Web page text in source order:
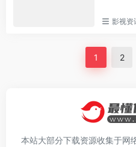
影视资
1 2
本站大部分下载资源收集于网